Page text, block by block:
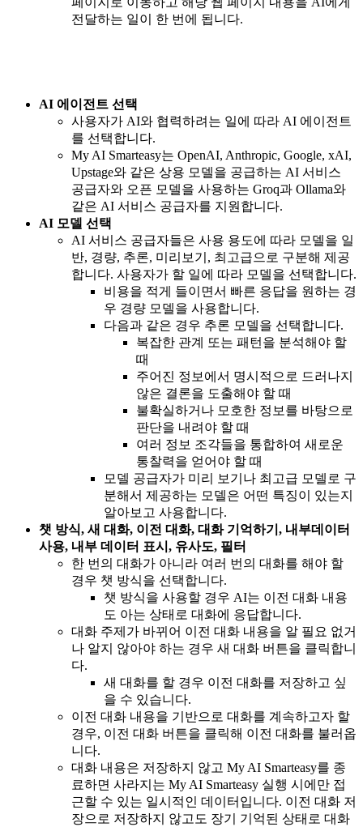
전달하는 일이 한 번에 됩니다.
AI 에이전트 선택
사용자가 AI와 협력하려는 일에 따라 AI 에이전트
를 선택합니다.
My AI Smarteasy는 OpenAI, Anthropic, Google, xAI,
Upstage와 같은 상용 모델을 공급하는 AI 서비스
공급자와 오픈 모델을 사용하는 Groq과 Ollama와
같은 AI 서비스 공급자를 지원합니다.
AI 모델 선택
AI 서비스 공급자들은 사용 용도에 따라 모델을 일
반, 경량, 추론, 미리보기, 최고급으로 구분해 제공
합니다. 사용자가 할 일에 따라 모델을 선택합니다.
비용을 적게 들이면서 빠른 응답을 원하는 경
우 경량 모델을 사용합니다.
다음과 같은 경우 추론 모델을 선택합니다.
복잡한 관계 또는 패턴을 분석해야 할
때
주어진 정보에서 명시적으로 드러나지
않은 결론을 도출해야 할 때
불확실하거나 모호한 정보를 바탕으로
판단을 내려야 할 때
여러 정보 조각들을 통합하여 새로운
통찰력을 얻어야 할 때
모델 공급자가 미리 보기나 최고급 모델로 구
분해서 제공하는 모델은 어떤 특징이 있는지
알아보고 사용합니다.
챗 방식, 새 대화, 이전 대화, 대화 기억하기, 내부데이터
사용, 내부 데이터 표시, 유사도, 필터
한 번의 대화가 아니라 여러 번의 대화를 해야 할
경우 챗 방식을 선택합니다.
챗 방식을 사용할 경우 AI는 이전 대화 내용
도 아는 상태로 대화에 응답합니다.
대화 주제가 바뀌어 이전 대화 내용을 알 필요 없거
나 알지 않아야 하는 경우 새 대화 버튼을 클릭합니
다.
새 대화를 할 경우 이전 대화를 저장하고 싶
을 수 있습니다.
이전 대화 내용을 기반으로 대화를 계속하고자 할
경우, 이전 대화 버튼을 클릭해 이전 대화를 불러옵
니다.
대화 내용은 저장하지 않고 My AI Smarteasy를 종
료하면 사라지는 My AI Smarteasy 실행 시에만 접
근할 수 있는 일시적인 데이터입니다. 이전 대화 저
장으로 저장하지 않고도 장기 기억된 상태로 대화